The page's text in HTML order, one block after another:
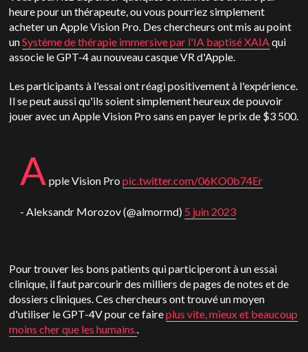
heure pour un thérapeute, ou vous pourriez simplement
acheter un Apple Vision Pro. Des chercheurs ont mis au point
unSystème de thérapie immersive par l'IA baptisé XAIAqui
associe le GPT-4 au nouveau casque VR d'Apple.
Les participants à l'essai ont réagi positivement à l'expérience.
Il se peut aussi qu'ils soient simplement heureux de pouvoir
jouer avec un Apple Vision Pro sans en payer le prix de $3 500.
A pple Vision Propic.twitter.com/06KO0b74Er
- Aleksandr Morozov (@almormd) 5 juin 2023
Pour trouver les bons patients qui participeront à un essai
clinique, il faut parcourir des milliers de pages de notes et de
dossiers cliniques. Ces chercheurs ont trouvé un moyen
d'utiliser le GPT-4V pour ce faireplus vite, mieux et beaucoup
moins cher que les humains..